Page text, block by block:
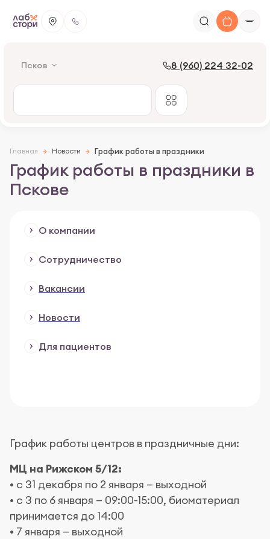
Псков 8 (960) 224 32-02
Главная Новости График работы в праздники
График работы в праздники в
Пскове
О компании
Сотрудничество
Вакансии
Новости
Для пациентов
График работы центров в праздничные дни:
МЦ на Рижском 5/12:
• с 31 декабря по 2 января — выходной
• с 3 по 6 января — 09:00-15:00, биоматериал
принимается до 14:00
• 7 января — выходной